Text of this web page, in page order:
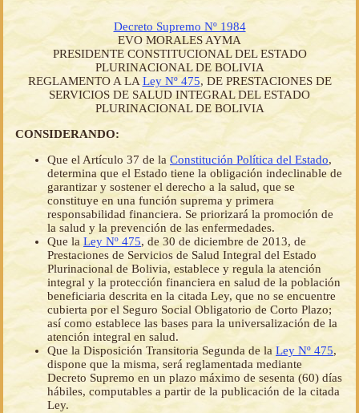
Decreto Supremo Nº 1984
EVO MORALES AYMA
PRESIDENTE CONSTITUCIONAL DEL ESTADO
PLURINACIONAL DE BOLIVIA
REGLAMENTO A LA Ley Nº 475, DE PRESTACIONES DE
SERVICIOS DE SALUD INTEGRAL DEL ESTADO
PLURINACIONAL DE BOLIVIA
CONSIDERANDO:
Que el Artículo 37 de la Constitución Política del Estado,
determina que el Estado tiene la obligación indeclinable de
garantizar y sostener el derecho a la salud, que se
constituye en una función suprema y primera
responsabilidad financiera. Se priorizará la promoción de
la salud y la prevención de las enfermedades.
Que la Ley Nº 475, de 30 de diciembre de 2013, de
Prestaciones de Servicios de Salud Integral del Estado
Plurinacional de Bolivia, establece y regula la atención
integral y la protección financiera en salud de la población
beneficiaria descrita en la citada Ley, que no se encuentre
cubierta por el Seguro Social Obligatorio de Corto Plazo;
así como establece las bases para la universalización de la
atención integral en salud.
Que la Disposición Transitoria Segunda de la Ley Nº 475,
dispone que la misma, será reglamentada mediante
Decreto Supremo en un plazo máximo de sesenta (60) días
hábiles, computables a partir de la publicación de la citada
Ley.